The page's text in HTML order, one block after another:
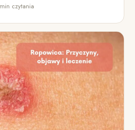
czytania